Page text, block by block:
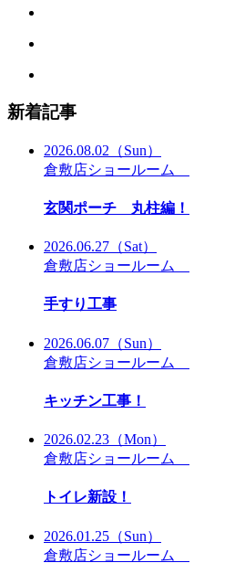
新着記事
2026.08.02 （Sun）
倉敷店ショールーム
玄関ポーチ 丸柱編！
2026.06.27 （Sat）
倉敷店ショールーム
手すり工事
2026.06.07 （Sun）
倉敷店ショールーム
キッチン工事！
2026.02.23 （Mon）
倉敷店ショールーム
トイレ新設！
2026.01.25 （Sun）
倉敷店ショールーム